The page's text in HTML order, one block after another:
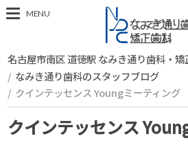
MENU
名古屋市南区 道徳駅 なみき通り歯科・矯
なみき通り歯科のスタッフブログ
クインテッセンス Youngミーティング
クインテッセンス